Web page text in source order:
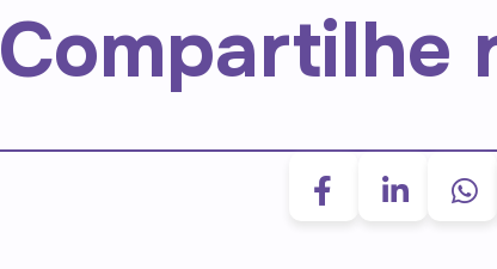
Compartilhe